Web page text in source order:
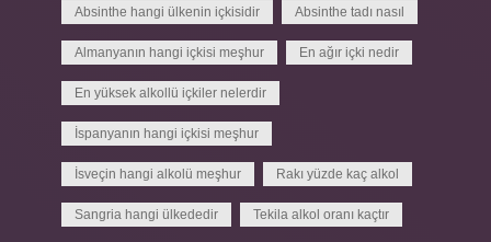
Absinthe hangi ülkenin içkisidir Absinthe tadı nasıl
Almanyanın hangi içkisi meşhur En ağır içki nedir
En yüksek alkollü içkiler nelerdir
İspanyanın hangi içkisi meşhur
İsveçin hangi alkolü meşhur Rakı yüzde kaç alkol
Sangria hangi ülkededir Tekila alkol oranı kaçtır